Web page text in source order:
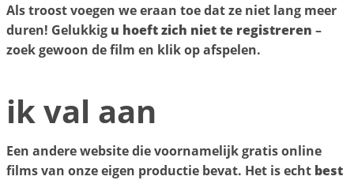
Als troost voegen we eraan toe dat ze niet lang meer
duren! Gelukkig u hoeft zich niet te registreren –
zoek gewoon de film en klik op afspelen.
ik val aan
Een andere website die voornamelijk gratis online
films van onze eigen productie bevat. Het is echt best